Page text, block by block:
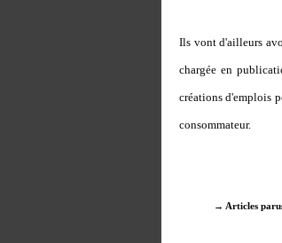
Ils vont d'ailleurs
chargée en
créations d'emplois
consommateur.
→ Articles